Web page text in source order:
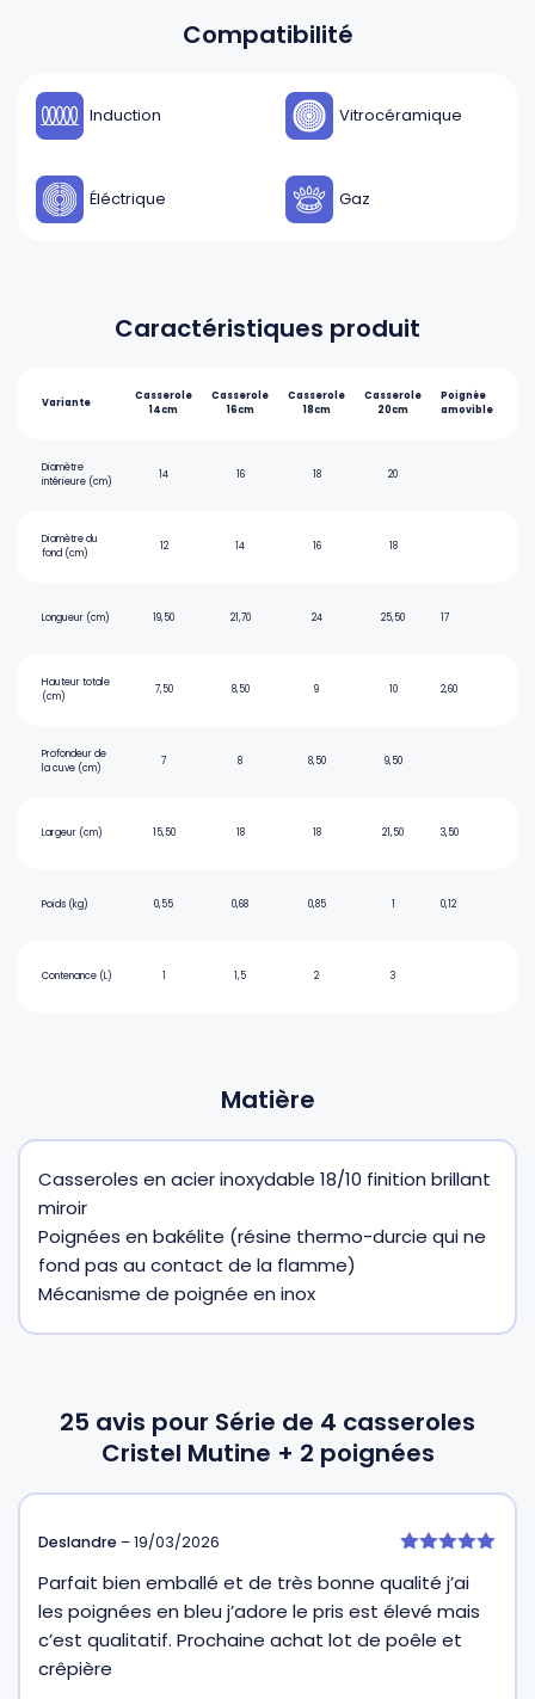
Compatibilité
Induction Vitrocéramique
Éléctrique Gaz
Caractéristiques produit
Variante
Casserole
14cm
Casserole
16cm
Casserole
18cm
Casserole
20cm
Poignée
amovible
Diamètre
intérieure (cm)
14 16 18 20
Diamètre du
fond (cm)
12 14 16 18
Longueur (cm) 19,50 21,70 24 25,50 17
Hauteur totale
(cm)
7,50 8,50 9 10 2,60
Profondeur de
la cuve (cm)
7 8 8,50 9,50
Largeur (cm) 15,50 18 18 21,50 3,50
Poids (kg) 0,55 0,68 0,85 1 0,12
Contenance (L) 1 1,5 2 3
Matière
Casseroles en acier inoxydable 18/10 finition brillant
miroir
Poignées en bakélite (résine thermo-durcie qui ne
fond pas au contact de la flamme)
Mécanisme de poignée en inox
25 avis pour Série de 4 casseroles
Cristel Mutine + 2 poignées
sur 5
Deslandre –19/03/2026
Parfait bien emballé et de très bonne qualité j’ai
les poignées en bleu j’adore le pris est élevé mais
c’est qualitatif. Prochaine achat lot de poêle et
crêpière